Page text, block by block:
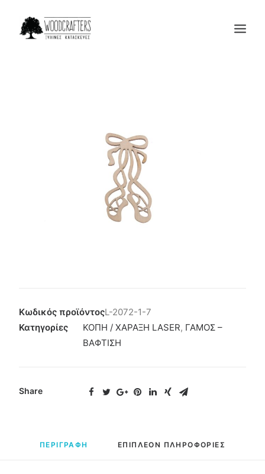
Κωδικός προϊόντοςL-2072-1-7
Κατηγορίες
ΚΟΠΗ / ΧΑΡΑΞΗ LASER, ΓΑΜΟΣ –
ΒΑΦΤΙΣΗ
Share
ΠΕΡΙΓΡΑΦΗ ΕΠΙΠΛΕΟΝ ΠΛΗΡΟΦΟΡΙΕΣ